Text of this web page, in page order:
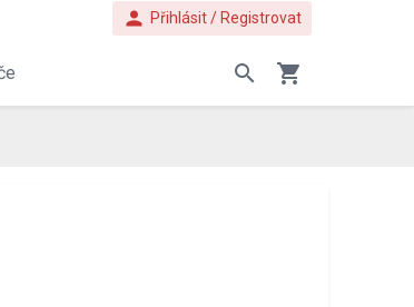
person Přihlásit / Registrovat
search shopping_cart